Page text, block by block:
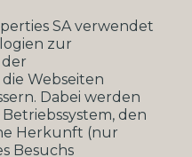
SA verwendet
zur
Webseiten
Dabei werden
den
Herkunft (nur
Besuchs